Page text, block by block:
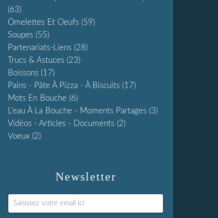
Newsletter
(63)
Omelettes Et Oeufs (59)
Soupes (55)
Partenariats-Liens (28)
Trucs & Astuces (23)
Boissons (17)
Pains - Pâte À Pizza - À Biscuits (17)
Mots En Bouche (6)
L'eau À La Bouche - Moments Partages (3)
Vidéos - Articles - Documents (2)
Voeux (2)